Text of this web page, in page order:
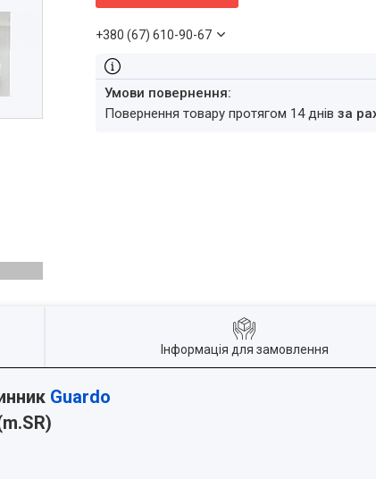
+380 (67) 610-90-67
повернення товару протягом 14 днівза
Інформація для замовлення
Guardo